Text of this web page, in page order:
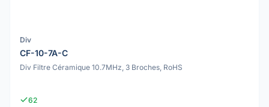
Div
CF-10-7A-C
Div Filtre Céramique 10.7MHz, 3 Broches, RoHS
62